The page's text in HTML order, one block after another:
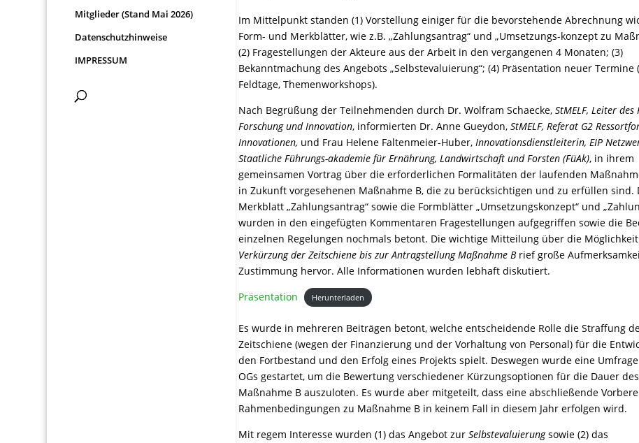
Mitglieder (Stand Mai 2026)
Datenschutzhinweise
IMPRESSUM
Im Mittelpunkt standen (1) Vorstellung einiger für die bevorstehende Abrechnung
Form- und Merkblätter, wie z.B. „Zahlungsantrag“ und „Umsetzungs-konzept zu
(2) Fragestellungen der Akteure aus der Arbeit in den vergangenen 4 Monaten; (3)
Bekanntmachung des Angebots „Selbstevaluierung“; (4) Präsentation neuer Termine
Feldtage, Themenworkshops).
Nach Begrüßung der Teilnehmenden durch Dr. Wolfram Schaecke,StMELF, Leiter des
Forschung und Innovation, informierten Dr. Anne Gueydon,StMELF, Referat G2
Innovationen, und Frau Helene Faltenmeier-Huber,Innovationsdienstleiterin, EIP
Staatliche Führungs-akademie für Ernährung, Landwirtschaft und Forsten (FüAk), in ihrem
gemeinsamen Vortrag über die erforderlichen Formalitäten der laufenden
in Zukunft vorgesehenen Maßnahme B, die zu berücksichtigen und zu erfüllen sind.
Merkblatt „Zahlungsantrag“ sowie die Formblätter „Umsetzungskonzept“ und
wurden in den eingefügten Kommentaren Fragestellungen aufgegriffen sowie die
einzelnen Regelungen nochmals betont. Die wichtige Mitteilung über die
Verkürzung der Zeitschiene bis zur Antragstellung Maßnahme Brief große
Zustimmung hervor. Alle Informationen wurden lebhaft diskutiert.
Präsentation
Herunterladen
Es wurde in mehreren Beiträgen betont, welche entscheidende Rolle die Straffung
Zeitschiene (wegen der Finanzierung und der Vorhaltung von Personal) für die
den Fortbestand und den Erfolg eines Projekts spielt. Deswegen wurde eine
OGs gestartet, um die Bewertung verschiedener Kürzungsoptionen für die Dauer
Maßnahme B auszuloten. Es wurde aber mitgeteilt, dass eine abschließende
Rahmenbedingungen zu Maßnahme B in keinem Fall in diesem Jahr erfolgen wird.
Mit regem Interesse wurden (1) das Angebot zurSelbstevaluierungsowie (2) das